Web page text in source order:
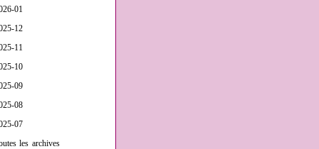
01
12
11
10
09
08
07
les archives